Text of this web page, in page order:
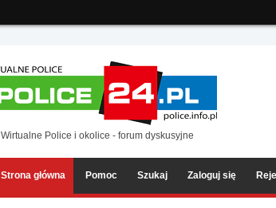
Wirtualne Police i okolice - forum dyskusyjne
Strona główna Pomoc Szukaj Zaloguj się